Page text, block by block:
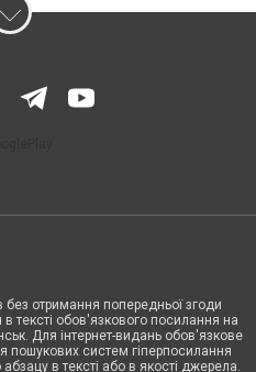
без отримання попередньої згоди
тексті обов'язкового посилання на
Для інтернет-видань обов'язкове
пошукових систем гіперпосилання
в тексті або в якості джерела.